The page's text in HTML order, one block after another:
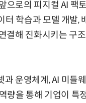
으로의 피지컬 AI 팩
터 학습과 모델 개발,
결해 진화시키는 구
과 운영체계, AI 미들
량을 통해 기업이 특